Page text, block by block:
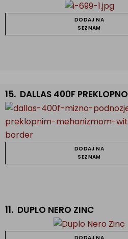
DODAJ NA
SEZNAM
15. DALLAS 400F PREKLOPNO
DODAJ NA
SEZNAM
11. DUPLO NERO ZINC